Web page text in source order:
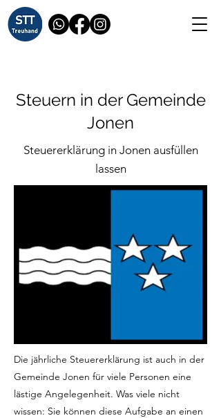
Steuern in der Gemeinde
Jonen
Steuererklärung in Jonen ausfüllen
lassen
Die jährliche Steuererklärung ist auch in der
Gemeinde Jonen für viele Personen eine
lästige Angelegenheit. Was viele nicht
wissen: Sie können diese Aufgabe an einen